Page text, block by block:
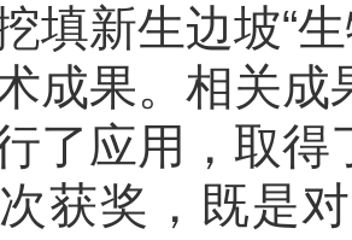
填新生边坡“
成果。相关成
了应用，取得
获奖，既是